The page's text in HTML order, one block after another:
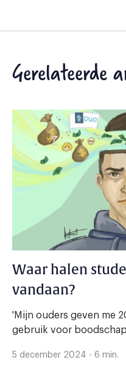
Gerelateerde
Waar halen
vandaan?
'Mijn ouders geven me
gebruik voor
5 december 2024 - 6 min.